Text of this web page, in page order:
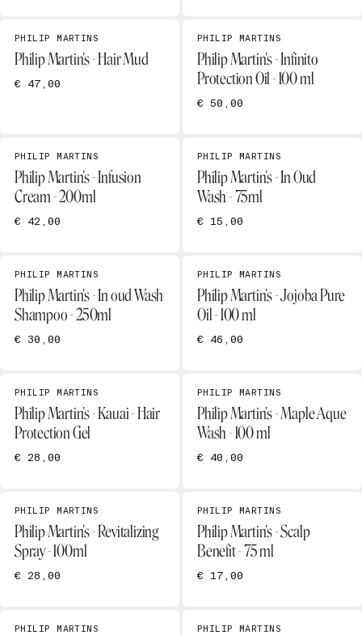
PHILIP MARTINS
Philip Martin's - Hair Mud
€ 47,00
PHILIP MARTINS
Philip Martin's - Infinito
Protection Oil - 100 ml
€ 50,00
PHILIP MARTINS
Philip Martin's - Infusion
Cream - 200ml
€ 42,00
PHILIP MARTINS
Philip Martin's - In Oud
Wash - 75ml
€ 15,00
PHILIP MARTINS
Philip Martin's - In oud Wash
Shampoo - 250ml
€ 30,00
PHILIP MARTINS
Philip Martin's - Jojoba Pure
Oil - 100 ml
€ 46,00
PHILIP MARTINS
Philip Martin's - Kauai - Hair
Protection Gel
€ 28,00
PHILIP MARTINS
Philip Martin's - Maple Aque
Wash - 100 ml
€ 40,00
PHILIP MARTINS
Philip Martin's - Revitalizing
Spray - 100ml
€ 28,00
PHILIP MARTINS
Philip Martin's - Scalp
Benefit - 75 ml
€ 17,00
PHILIP MARTINS PHILIP MARTINS